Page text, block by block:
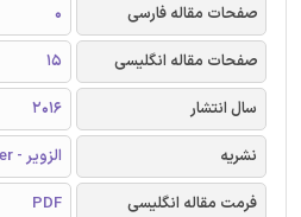
صفحات مقاله فارسی
0
صفحات مقاله انگلیسی
15
سال انتشار
2016
نشریه
الزویر - Elsevier
فرمت مقاله انگلیسی
PDF